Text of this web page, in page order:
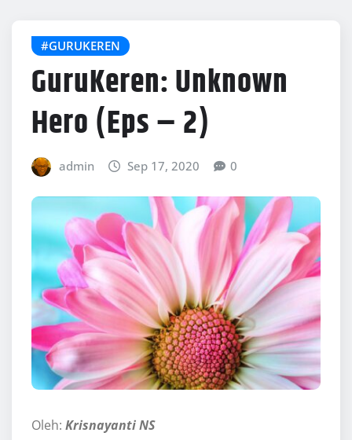
#GURUKEREN
GuruKeren: Unknown
Hero (Eps – 2)
admin Sep 17, 2020 0
Oleh: Krisnayanti NS